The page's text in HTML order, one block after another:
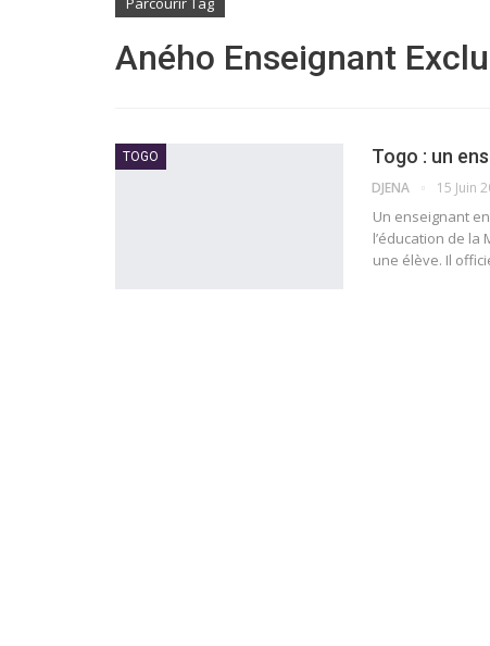
Aného Enseignant Exclu
TOGO Togo : un
DJENA 15 Juin
Un enseignant
l’éducation de
une élève. Il